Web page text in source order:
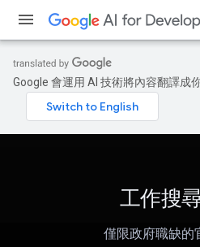
Google 會運用 AI 技術將內容翻譯成
工作搜
僅限政府職缺的